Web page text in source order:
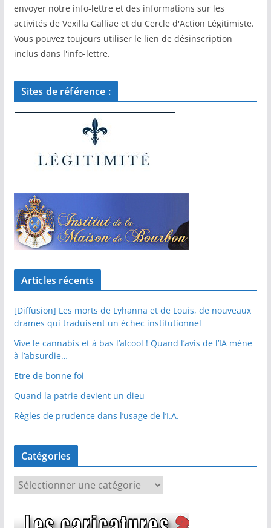
envoyer notre info-lettre et des informations sur les
activités de Vexilla Galliae et du Cercle d'Action Légitimiste.
Vous pouvez toujours utiliser le lien de désinscription
inclus dans l'info-lettre.
Sites de référence :
Articles récents
[Diffusion] Les morts de Lyhanna et de Louis, de nouveaux
drames qui traduisent un échec institutionnel
Vive le cannabis et à bas l’alcool ! Quand l’avis de l’IA mène
à l’absurdie…
Etre de bonne foi
Quand la patrie devient un dieu
Règles de prudence dans l’usage de l’I.A.
Catégories